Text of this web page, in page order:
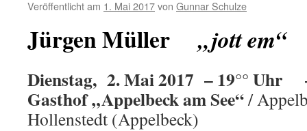
Veröffentlicht am 1. Mai 2017von Gunnar Schulze
Jürgen Müller „jott em“
Dienstag, 2. Mai 2017 – 19°°
Gasthof „Appelbeck am See“/
Hollenstedt (Appelbeck)